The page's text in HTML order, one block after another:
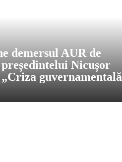
demersul AUR de
președintelui Nicușor
guvernamentală